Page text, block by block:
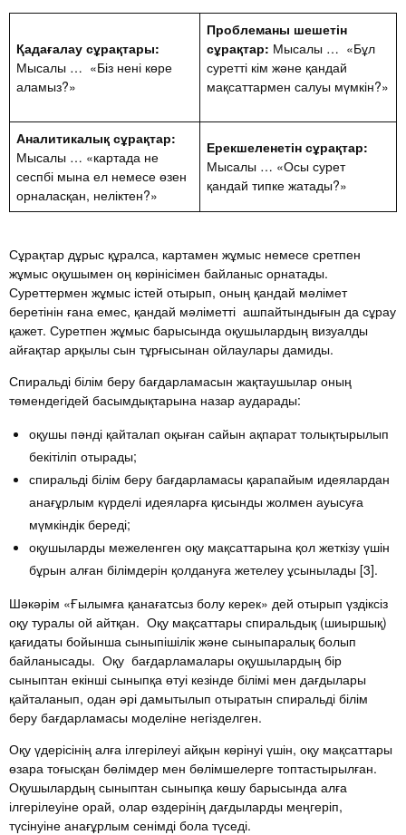
Қадағалау сұрақтары:
Мысалы … «Біз нені көре
аламыз?»
Проблеманы шешетін
сұрақтар: Мысалы … «Бұл
суретті кім және қандай
мақсаттармен салуы мүмкін?»
Аналитикалық сұрақтар:
Мысалы … «картада не
сеспбі мына ел немесе өзен
орналасқан, неліктен?»
Ерекшеленетін сұрақтар:
Мысалы … «Осы сурет
қандай типке жатады?»
Сұрақтар дұрыс құралса, картамен жұмыс немесе сретпен
жұмыс оқушымен оң көрінісімен байланыс орнатады.
Суреттермен жұмыс істей отырып, оның қандай мәлімет
беретінін ғана емес, қандай мәліметті ашпайтындығын да сұрау
қажет. Суретпен жұмыс барысында оқушылардың визуалды
айғақтар арқылы сын тұрғысынан ойлаулары дамиды.
Спиральді білім беру бағдарламасын жақтаушылар оның
төмендегідей басымдықтарына назар аударады:
оқушы пәнді қайталап оқыған сайын ақпарат толықтырылып
бекітіліп отырады;
спиральді білім беру бағдарламасы қарапайым идеялардан
анағұрлым күрделі идеяларға қисынды жолмен ауысуға
мүмкіндік береді;
оқушыларды межеленген оқу мақсаттарына қол жеткізу үшін
бұрын алған білімдерін қолдануға жетелеу ұсынылады [3].
Шәкәрім «Ғылымға қанағатсыз болу керек» дей отырып үздіксіз
оқу туралы ой айтқан. Оқу мақсаттары спиральдық (шиыршық)
қағидаты бойынша сыныпішілік және сыныпаралық болып
байланысады. Оқу бағдарламалары оқушылардың бір
сыныптан екінші сыныпқа өтуі кезінде білімі мен дағдылары
қайталанып, одан әрі дамытылып отыратын спиральді білім
беру бағдарламасы моделіне негізделген.
Оқу үдерісінің алға ілгерілеуі айқын көрінуі үшін, оқу мақсаттары
өзара тоғысқан бөлімдер мен бөлімшелерге топтастырылған.
Оқушылардың сыныптан сыныпқа көшу барысында алға
ілгерілеуіне орай, олар өздерінің дағдыларды меңгеріп,
түсінуіне анағұрлым сенімді бола түседі.